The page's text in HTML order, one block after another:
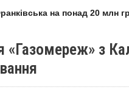
на понад 20 млн грн
«Газомереж» з